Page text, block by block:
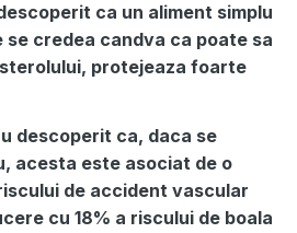
ca un aliment simplu
credea candva ca poate sa
protejeaza foarte
descoperit ca, daca se
acesta este asociat de o
de accident vascular
cu 18% a riscului de boala